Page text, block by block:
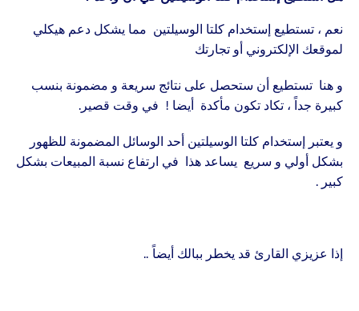
نعم ، تستطيع إستخدام كلتا الوسيلتين مما يشكل دعم هيكلي
لموقعك الإلكتروني أو تجارتك
و هنا تستطيع أن ستحصل على نتائج سريعة و مضمونة بنسب
كبيرة جداً ، تكاد تكون مأكدة أيضا ! في وقت قصير.
و يعتبر إستخدام كلتا الوسيلتين أحد الوسائل المضمونة للظهور
بشكل أولي و سريع يساعد هذا في ارتفاع نسبة المبيعات بشكل
كبير .
إذا عزيزي القارئ قد يخطر ببالك أيضاً ..